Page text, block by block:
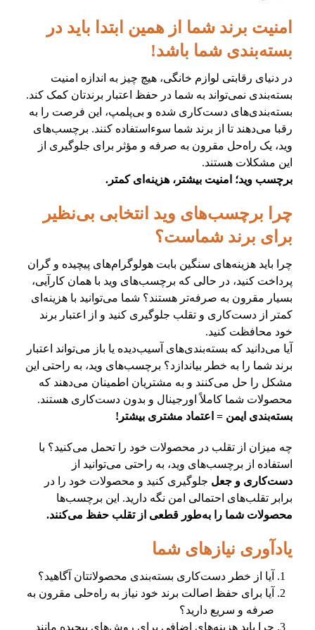
امنیت برند شما از همین ابتدا باید در
بسته‌بندی شما باشد!
در دنیای رقابتی لوازم خانگی، هیچ چیز به اندازه امنیت
بسته‌بندی نمی‌تواند به شما در حفظ اعتبار برندتان کمک کند.
بسته‌بندی‌های دست‌کاری شده و بی‌پلمپ، این فرصت را به
رقبا می‌دهند تا از برند شما سوءاستفاده کنند. برچسب‌های
وید، یک راه‌حل مقرون به صرفه و مؤثر برای جلوگیری از
این مشکلات هستند.
برچسب وید؛ امنیت بیشتر، هزینه‌ای کمتر.
چرا برچسب‌های وید انتخابی بی‌نظیر
برای برند شماست؟
چرا باید هزینه‌های سنگین بابت هولوگرام‌های پیچیده و گران
پرداخت کنید، در حالی که برچسب‌های وید با همان کارآیی،
بسیار مقرون به صرفه‌تر هستند؟ شما می‌توانید با هزینه‌ای
کمتر از دست‌کاری و تقلب جلوگیری کنید و از اعتبار برند
خود محافظت کنید.
آیا می‌دانید که بسته‌بندی‌های آسیب‌دیده یا باز می‌تواند اعتبار
برند شما را به خطر بیاندازد؟ برچسب‌های وید، به راحتی این
مشکل را حل می‌کنند و به مشتریان اطمینان می‌دهند که
محصولات شما کاملاً اورجینال و بدون دست‌کاری هستند.
بسته‌بندی ایمن = اعتماد مشتری بیشتر!
چه میزان از تقلب در محصولات خود را تحمل می‌کنید؟ با
استفاده از برچسب‌های وید، به راحتی می‌توانید از
دست‌کاری و جعل جلوگیری کنید و محصولات خود را در
برابر تقلب‌های احتمالی امن نگه دارید. این برچسب‌ها
محصولات شما را به‌طور قطعی از تقلب حفظ می‌کنند.
یادآوری نیازهای شما
آیا از خطر دست‌کاری بسته‌بندی محصولاتتان آگاهید؟
آیا برای حفظ اصالت برند خود نیاز به راه‌حلی مقرون به
صرفه و سریع دارید؟
چرا باید هزینه‌های اضافی برای روش‌های پیچیده مانند